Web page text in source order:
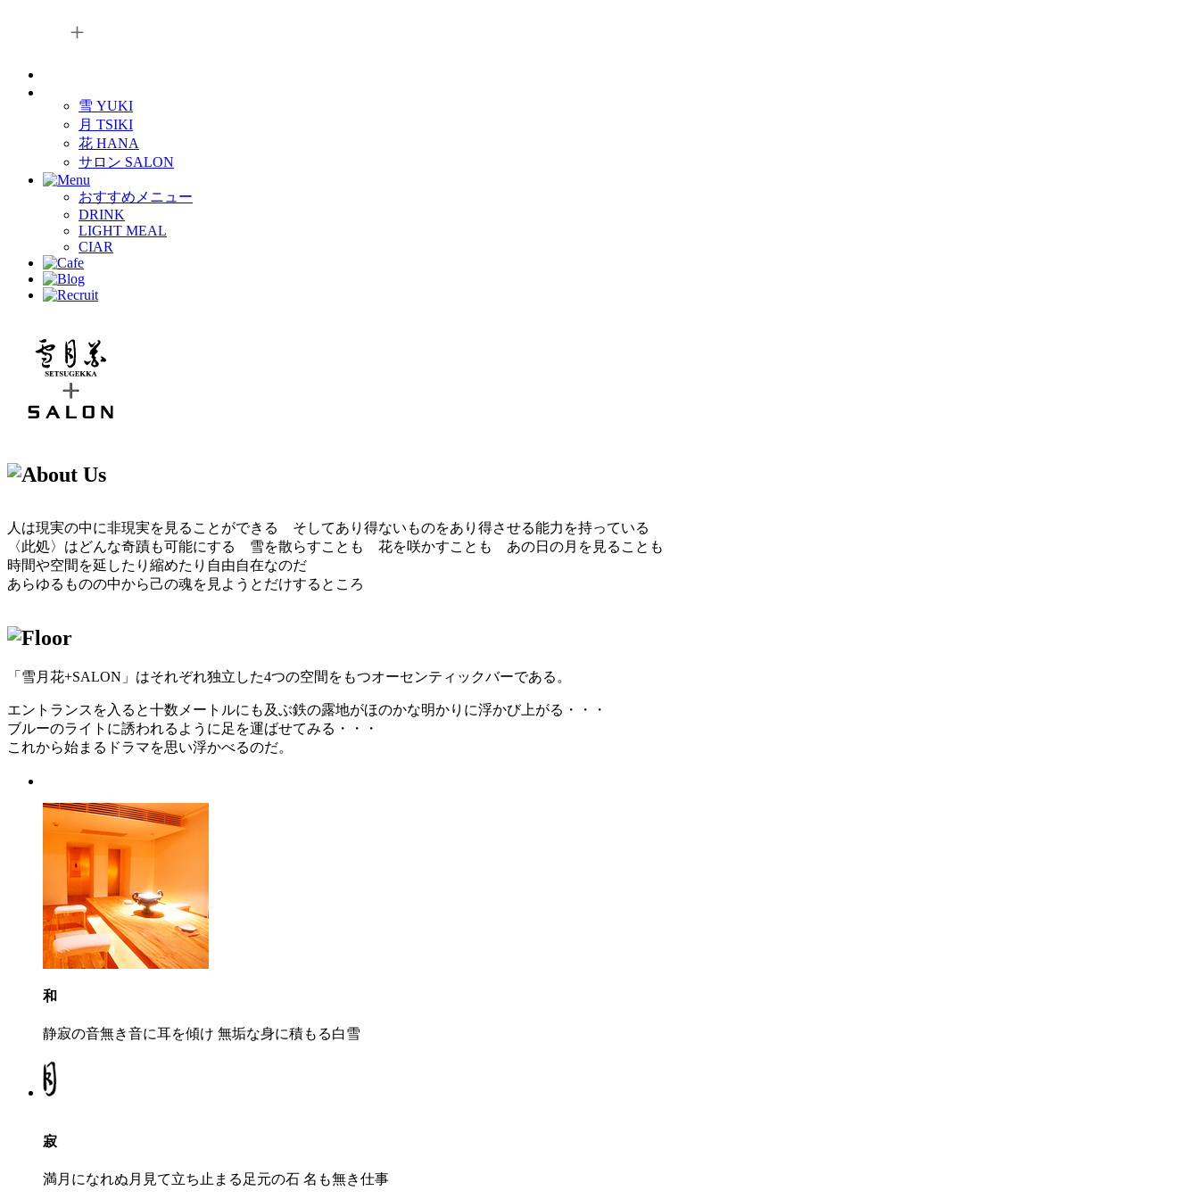
雪 YUKI
月 TSIKI
花 HANA
サロン SALON
おすすめメニュー
DRINK
LIGHT MEAL
CIAR
人は現実の中に非現実を見ることができる そしてあり得ないものをあり得させる能力を持っている
〈此処〉はどんな奇蹟も可能にする 雪を散らすことも 花を咲かすことも あの日の月を見ることも
時間や空間を延したり縮めたり自由自在なのだ
あらゆるものの中から己の魂を見ようとだけするところ
「雪月花+SALON」はそれぞれ独立した4つの空間をもつオーセンティックバーである。
エントランスを入ると十数メートルにも及ぶ鉄の露地がほのかな明かりに浮かび上がる・・・
ブルーのライトに誘われるように足を運ばせてみる・・・
これから始まるドラマを思い浮かべるのだ。
和
静寂の音無き音に耳を傾け 無垢な身に積もる白雪
寂
満月になれぬ月見て立ち止まる足元の石 名も無き仕事